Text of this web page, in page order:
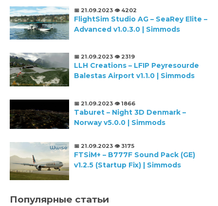
📅 21.09.2023 👁️ 4202
FlightSim Studio AG – SeaRey Elite –
Advanced v1.0.3.0 | Simmods
📅 21.09.2023 👁️ 2319
LLH Creations – LFIP Peyresourde
Balestas Airport v1.1.0 | Simmods
📅 21.09.2023 👁️ 1866
Taburet – Night 3D Denmark –
Norway v5.0.0 | Simmods
📅 21.09.2023 👁️ 3175
FTSiM+ – B777F Sound Pack (GE)
v1.2.5 (Startup Fix) | Simmods
Популярные статьи